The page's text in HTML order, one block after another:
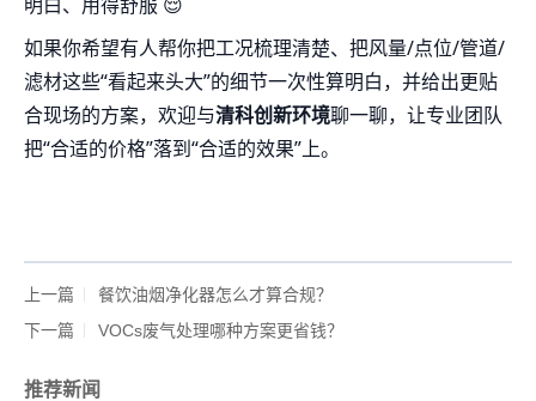
如果你希望有人帮你把工况梳理清楚、把风量/点位/管道/
滤材这些“看起来头大”的细节一次性算明白，并给出更贴
合现场的方案，欢迎与清科创新环境聊一聊，让专业团队
把“合适的价格”落到“合适的效果”上。
上一篇
餐饮油烟净化器怎么才算合规？
下一篇
VOCs废气处理哪种方案更省钱？
推荐新闻